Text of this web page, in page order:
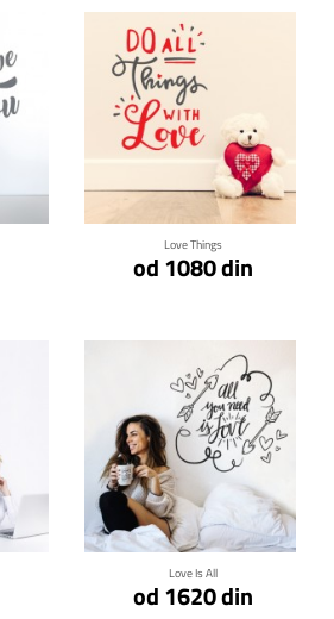
Love Things
od 1080 din
Klikni za detalje
Love Is All
od 1620 din
Klikni za detalje